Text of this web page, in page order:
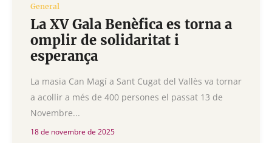
General
La XV Gala Benèfica es torna a
omplir de solidaritat i
esperança
La masia Can Magí a Sant Cugat del Vallès va tornar
a acollir a més de 400 persones el passat 13 de
Novembre...
18 de novembre de 2025